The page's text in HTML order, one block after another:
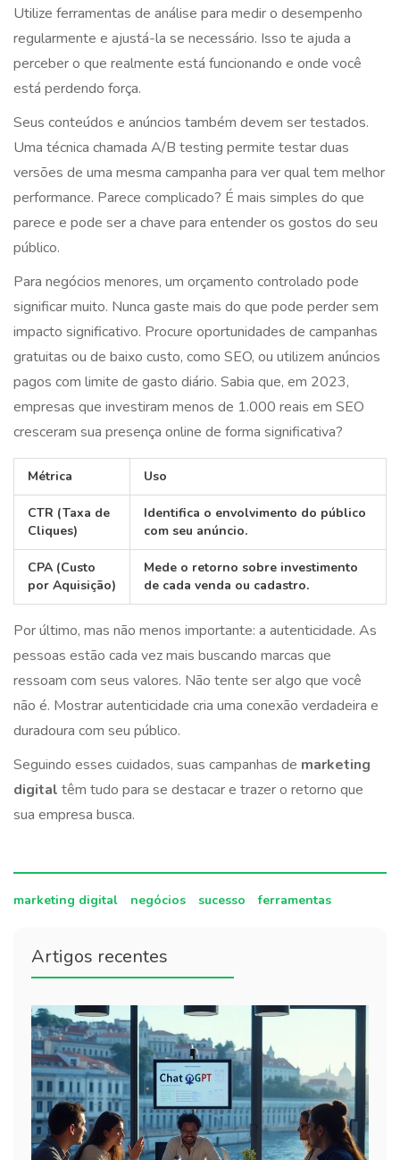
Utilize ferramentas de análise para medir o desempenho
regularmente e ajustá-la se necessário. Isso te ajuda a
perceber o que realmente está funcionando e onde você
está perdendo força.
Seus conteúdos e anúncios também devem ser testados.
Uma técnica chamada A/B testing permite testar duas
versões de uma mesma campanha para ver qual tem melhor
performance. Parece complicado? É mais simples do que
parece e pode ser a chave para entender os gostos do seu
público.
Para negócios menores, um orçamento controlado pode
significar muito. Nunca gaste mais do que pode perder sem
impacto significativo. Procure oportunidades de campanhas
gratuitas ou de baixo custo, como SEO, ou utilizem anúncios
pagos com limite de gasto diário. Sabia que, em 2023,
empresas que investiram menos de 1.000 reais em SEO
cresceram sua presença online de forma significativa?
Métrica Uso
CTR (Taxa de
Cliques)
Identifica o envolvimento do público
com seu anúncio.
CPA (Custo
por Aquisição)
Mede o retorno sobre investimento
de cada venda ou cadastro.
Por último, mas não menos importante: a autenticidade. As
pessoas estão cada vez mais buscando marcas que
ressoam com seus valores. Não tente ser algo que você
não é. Mostrar autenticidade cria uma conexão verdadeira e
duradoura com seu público.
Seguindo esses cuidados, suas campanhas de marketing
digital têm tudo para se destacar e trazer o retorno que
sua empresa busca.
marketing digital negócios sucesso ferramentas
Artigos recentes